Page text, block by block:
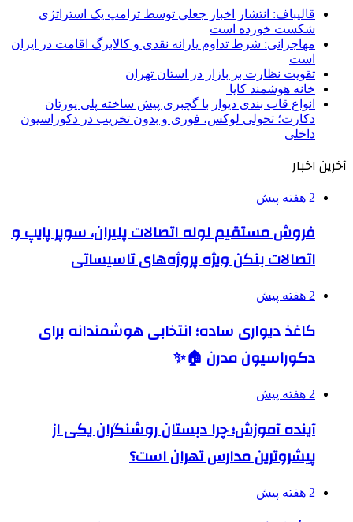
قالیباف: انتشار اخبار جعلی توسط ترامپ یک استراتژی
شکست خورده است
مهاجرانی: شرط تداوم یارانه نقدی و کالابرگ اقامت در ایران
است
تقویت نظارت بر بازار در استان تهران
خانه هوشمند کایا
انواع قاب بندی دیوار با گچبری پیش ساخته پلی یورتان
دکارت؛ تحولی لوکس، فوری و بدون تخریب در دکوراسیون
داخلی
آخرین اخبار
2 هفته پیش
فروش مستقیم لوله اتصالات پلیران، سوپر پایپ و
اتصالات بنکن ویژه پروژه‌های تاسیساتی
2 هفته پیش
کاغذ دیواری ساده؛ انتخابی هوشمندانه برای
دکوراسیون مدرن 🏠✨
2 هفته پیش
آینده آموزش؛ چرا دبستان روشنگران یکی از
پیشروترین مدارس تهران است؟
2 هفته پیش